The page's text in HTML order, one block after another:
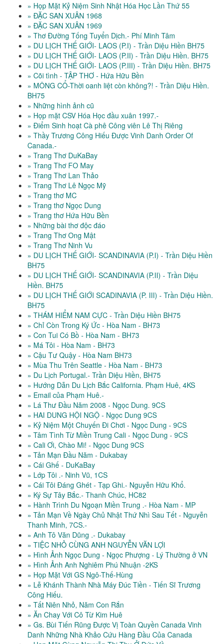
» Họp Mặt Kỷ Niệm Sinh Nhật Hóa Học Lần Thứ 55
» ĐẶC SAN XUÂN 1968
» ĐẶC SAN XUÂN 1969
» Thơ Đường Tống Tuyển Dịch.- Phí Minh Tâm
» DU LỊCH THẾ GIỚI- LAOS (P.I) - Trần Diệu Hiền BH75
» DU LỊCH THẾ GIỚI- LAOS (P.II) - Trần Diệu Hiền. BH75
» DU LỊCH THẾ GIỚI- LAOS (P.III) - Trần Diệu Hiền. BH75
» Cõi tình - TẬP THƠ - Hứa Hữu Bền
» MÔNG CỔ-Thời oanh liệt còn không?! - Trần Diệu Hiền.
BH75
» Những hình ảnh cũ
» Họp mặt CSV Hóa Học đầu xuân 1997.-
» Điểm Sinh hoạt Cà phê Công viên Lê Thị Riêng
» Thầy Trương Công Hiếu Được Vinh Danh Order Of
Canada.-
» Trang Thơ DuKaBay
» Trang Thơ FO May
» Trang Thơ Lan Thảo
» Trang Thơ Lê Ngọc Mỹ
» Trang thơ MC
» Trang thơ Ngọc Dung
» Trang thơ Hứa Hữu Bền
» Những bài thơ độc đáo
» Trang Thơ Ong Mật
» Trang Thơ Ninh Vu
» DU LỊCH THẾ GIỚI- SCANDINAVIA (P.I) - Trần Diệu Hiền
BH75
» DU LỊCH THẾ GIỚI- SCANDINAVIA (P.II) - Trần Diệu
Hiền. BH75
» DU LỊCH THẾ GIỚI SCADINAVIA (P. III) - Trần Diệu Hiền.
BH75
» THÁM HIỂM NAM CỰC - Trần Diệu Hiền BH75
» Chỉ Còn Trong Ký Ức - Hòa Nam - BH73
» Con Tui Có Bồ - Hòa Nam - BH73
» Má Tôi - Hòa Nam - BH73
» Cậu Tư Quậy - Hòa Nam BH73
» Mùa Thu Trên Seattle - Hòa Nam - BH73
» Du Lịch Portugal.- Trần Diệu Hiền, BH75
» Hướng Dẫn Du Lịch Bắc California. Phạm Huê, 4KS
» Email của Phạm Huê.-
» Lá Thư Đầu Năm 2008 - Ngọc Dung. 9CS
» HAI DUNG HỘI NGỘ - Ngọc Dung 9CS
» Kỷ Niệm Một Chuyến Đi Chơi - Ngọc Dung - 9CS
» Tâm Tình Từ Miền Trung Cali - Ngọc Dung - 9CS
» Cali Ơi, Chào Mi! - Ngọc Dung 9CS
» Tản Mạn Đầu Năm - Dukabay
» Cái Ghế - DuKaBay
» Lớp Tôi .- Ninh Vũ, 1CS
» Cái Tôi Đáng Ghét - Tạp Ghi.- Nguyễn Hữu Khổ.
» Ký Sự Tây Bắc.- Thanh Chúc, HC82
» Hành Trình Du Ngoạn Miền Trung .- Hòa Nam - MP
» Tản Mạn Về Ngày Chủ Nhật Thứ Nhì Sau Tết - Nguyễn
Thanh Minh, 7CS.-
» Anh Tô Văn Dũng .- Dukabay
» TIỆC NHỎ CÙNG ANH NGUYỄN VĂN LỢI
» Hình Ảnh Ngọc Dung - Ngọc Phượng - Lý Thường ở VN
» Hình Ảnh Anh Nghiêm Phú Nhuận -2KS
» Họp Mặt Với GS Ngô-Thế-Hùng
» Lễ Khánh Thành Nhà Máy Đúc Tiền - Tiến Sĩ Trương
Công Hiếu.
» Tất Niên Nhỏ, Năm Con Rắn
» Ăn Chay Với Cô Từ Kim Huê
» Gs. Bùi Tiến Rũng Được Vị Toàn Quyền Canada Vinh
Danh Những Nhà Khảo Cứu Hàng Đầu Của Canada